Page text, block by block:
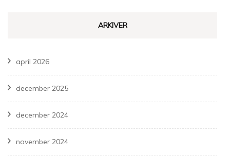
ARKIVER
april 2026
december 2025
december 2024
november 2024